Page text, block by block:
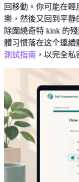
回移動。你可能在
樂，然後又回到平静
除圍繞奇特 kink 的
體习惯落在这个連續
測試指南 ，以完全